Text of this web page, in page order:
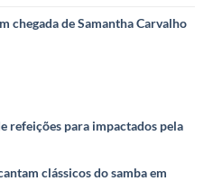
chegada de Samantha Carvalho
refeições para impactados pela
clássicos do samba em